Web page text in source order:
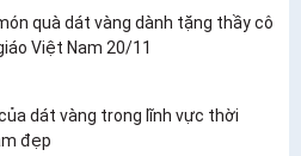
quà dát vàng dành tặng thầy cô
Việt Nam 20/11
dát vàng trong lĩnh vực thời
đẹp